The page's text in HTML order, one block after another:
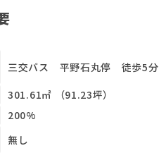
三交バス 平野石丸停 徒歩5分
301.61㎡ （91.23坪）
200%
無し